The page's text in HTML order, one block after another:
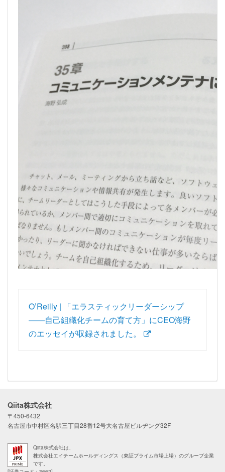
O’Reilly | 「エラスティックリーダーシップ
――自己組織化チームの育て方」にCEO海野
のエッセイが収録されました。
Qiita株式会社
〒450-6432
名古屋市中村区名駅三丁目28番12号大名古屋ビルヂング32F
Qiita株式会社は、
株式会社エイチームホールディングス（東証プライム市場上場）のグループ企業
です。